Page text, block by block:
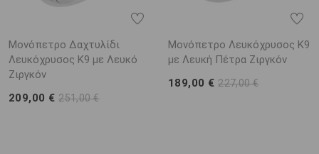
Μονόπετρο Δαχτυλίδι
Λευκόχρυσος Κ9 με Λευκό
Ζιργκόν
209,00 €251,00 €
Μονόπετρο Λευκόχρυσος Κ9
με Λευκή Πέτρα Ζιργκόν
189,00 €227,00 €